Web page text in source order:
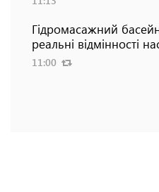
Гідромасажний
реальні відмінності
11:00